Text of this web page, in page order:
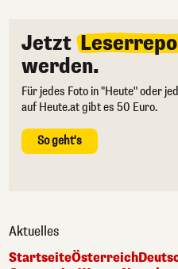
Jetzt
werden.
Für jedes Foto in "Heute" oder
auf Heute.at gibt es 50 Euro.
So geht's
Aktuelles
StartseiteÖsterreich